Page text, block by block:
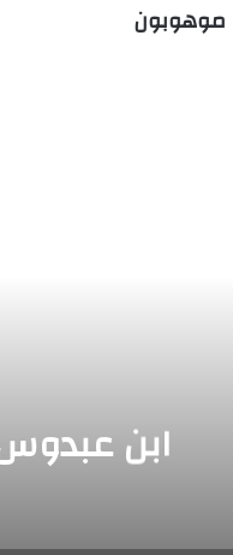
موهوبون
للسكري